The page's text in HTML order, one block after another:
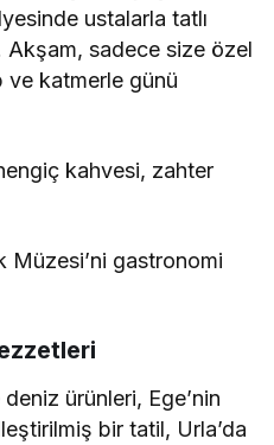
ustalarla tatlı
Akşam, sadece size özel
ve katmerle günü
kahvesi, zahter
Müzesi’ni gastronomi
deniz ürünleri, Ege’nin
bir tatil, Urla’da